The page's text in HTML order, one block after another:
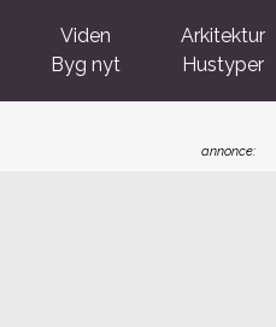
Viden
Byg nyt
Arkitektur
Hustyper